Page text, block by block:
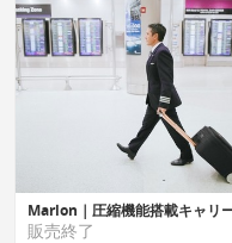
販売終了